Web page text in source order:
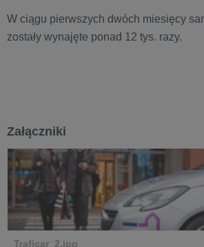
W ciągu pierwszych dwóch miesięcy
zostały wynajęte ponad 12 tys. razy.
Załączniki
Traficar_2.jpg